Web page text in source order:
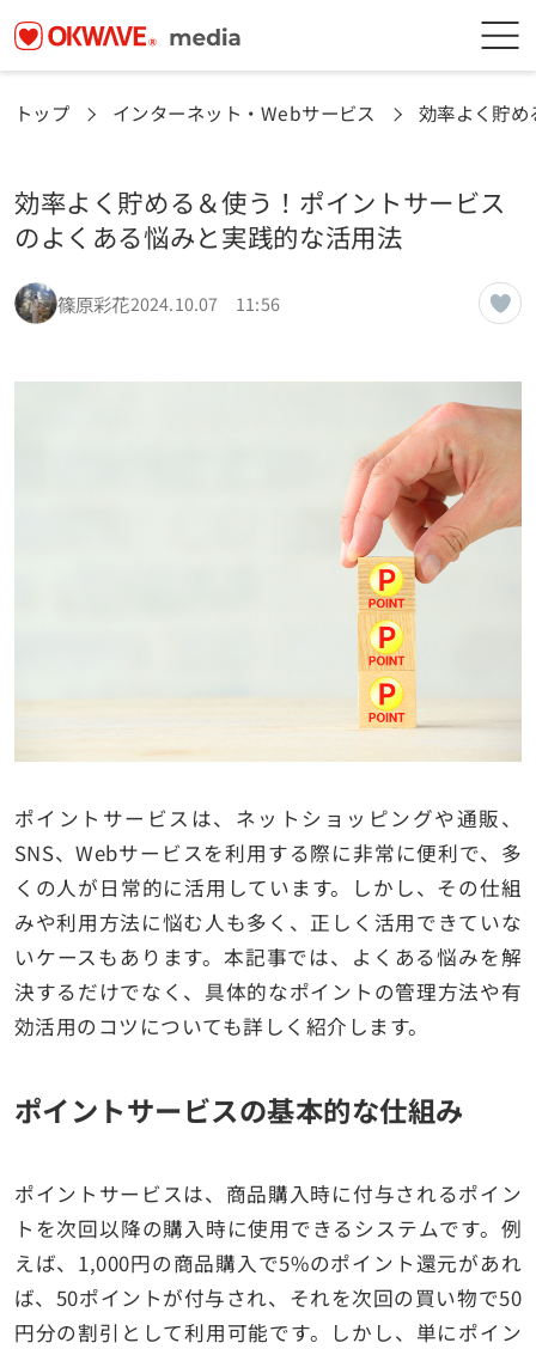
トップ インターネット・Webサービス 効率よく貯
効率よく貯める＆使う！ポイントサービス
のよくある悩みと実践的な活用法
篠原彩花2024.10.07 11:56
ポイントサービスは、ネットショッピングや通販、
SNS、Webサービスを利用する際に非常に便利で、多
くの人が日常的に活用しています。しかし、その仕組
みや利用方法に悩む人も多く、正しく活用できていな
いケースもあります。本記事では、よくある悩みを解
決するだけでなく、具体的なポイントの管理方法や有
効活用のコツについても詳しく紹介します。
ポイントサービスの基本的な仕組み
ポイントサービスは、商品購入時に付与されるポイン
トを次回以降の購入時に使用できるシステムです。例
えば、1,000円の商品購入で5%のポイント還元があれ
ば、50ポイントが付与され、それを次回の買い物で50
円分の割引として利用可能です。しかし、単にポイン